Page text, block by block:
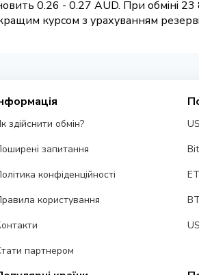
0.26 - 0.27 AUD. При обміні
курсом з урахуванням
здійснити обмін?
запитання
конфіденційності
користування
партнером